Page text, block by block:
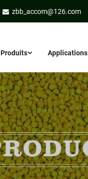
zbb_accom@126.com
Produits Applications